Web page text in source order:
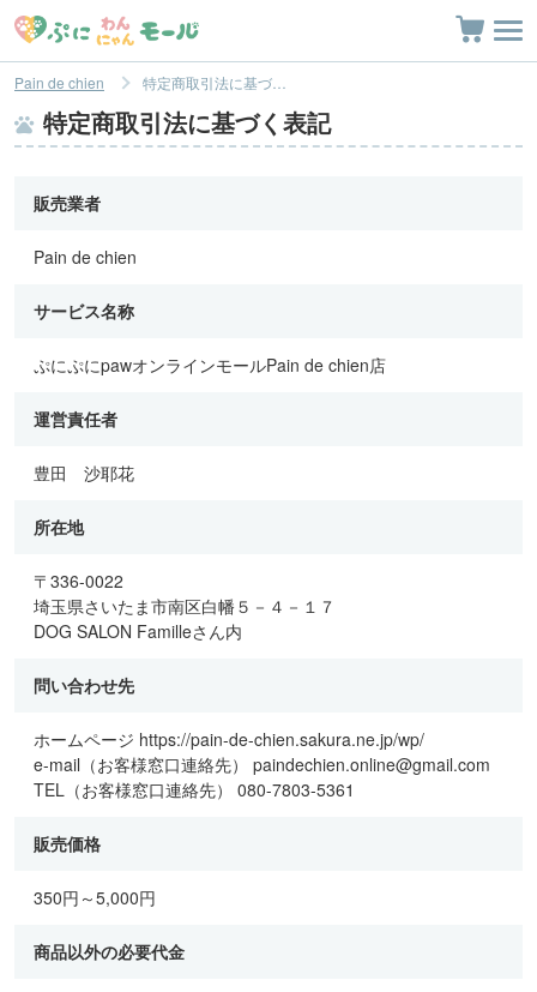
Pain de chien
特定商取引法に基づく表記
販売業者
Pain de chien
サービス名称
ぷにぷにpawオンラインモールPain de chien店
運営責任者
豊田 沙耶花
所在地
〒336-0022
埼玉県さいたま市南区白幡５－４－１７
DOG SALON Familleさん内
問い合わせ先
ホームページ https://pain-de-chien.sakura.ne.jp/wp/
e-mail（お客様窓口連絡先） paindechien.online@gmail.com
TEL（お客様窓口連絡先） 080-7803-5361
販売価格
350円～5,000円
商品以外の必要代金